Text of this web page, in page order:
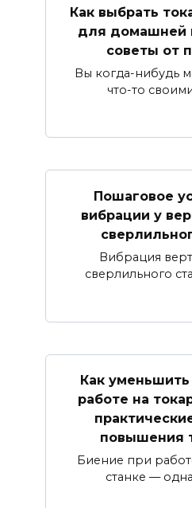
Как выбрать
для домашней
советы от
Вы когда-нибудь
что-то
Пошаговое
вибрации у
Вибрация
сверлильного
Как
работе на
повышения
Биение при
станке —